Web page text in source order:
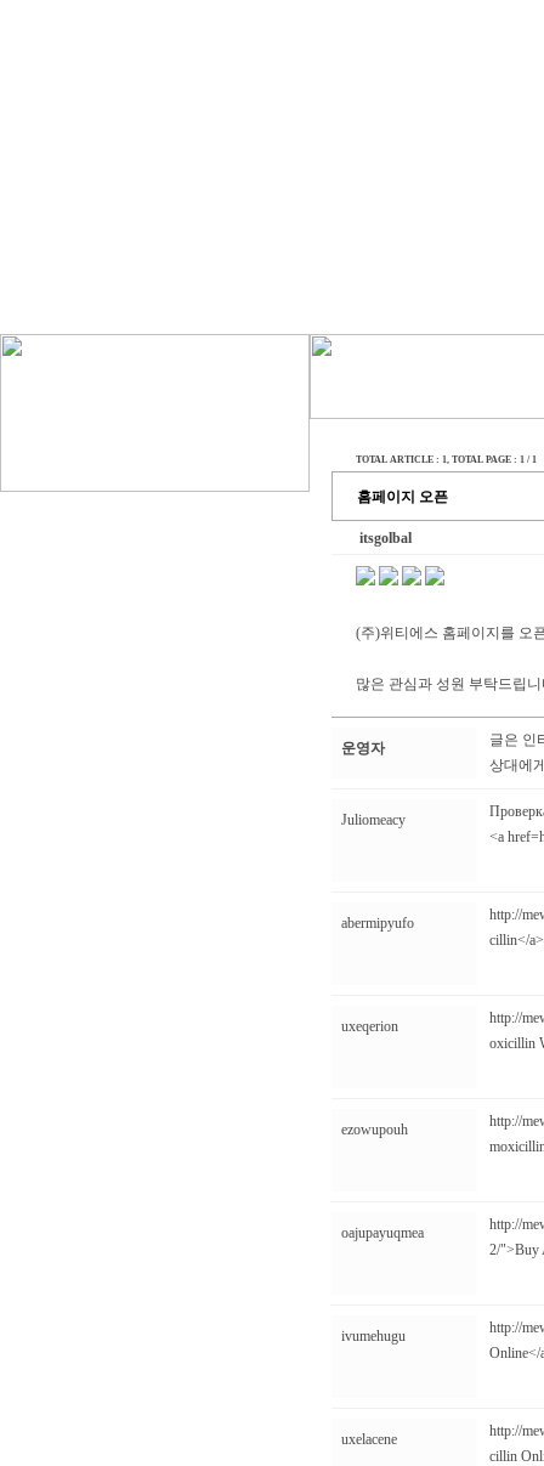
TOTAL ARTICLE : 1, TOTAL PAGE : 1 / 1
홈페이지 오픈
itsgolbal
(주)위티에스 홈페이지를 오
많은 관심과 성원 부탁드립니
운영자
글은 인
상대에
Juliomeacy
<a
abermipyufo
http://
cillin</
uxeqerion
http://
oxicillin
ezowupouh
http://
oajupayuqmea
http://
2/">Buy
ivumehugu
http://
Online</
uxelacene
http://
cillin